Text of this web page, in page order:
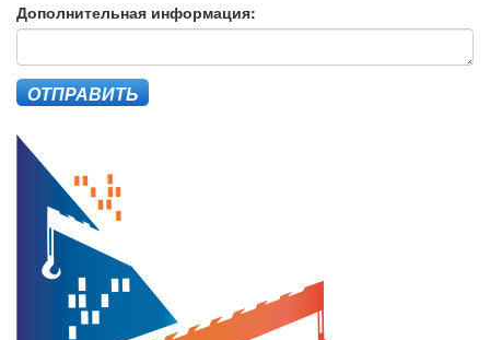
Дополнительная информация:
ОТПРАВИТЬ